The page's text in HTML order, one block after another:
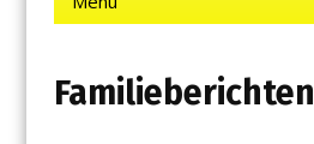
Familieberichten